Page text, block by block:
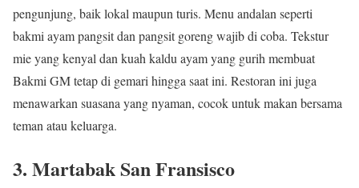
pengunjung, baik lokal maupun turis. Menu andalan seperti
bakmi ayam pangsit dan pangsit goreng wajib di coba. Tekstur
mie yang kenyal dan kuah kaldu ayam yang gurih membuat
Bakmi GM tetap di gemari hingga saat ini. Restoran ini juga
menawarkan suasana yang nyaman, cocok untuk makan bersama
teman atau keluarga.
3. Martabak San Fransisco